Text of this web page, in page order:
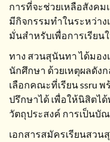
การที่จะช่วยเหลือสังค
มีกิจกรรมทำในระหว่า
มั่นสำหรับเพื่อการเรียน
ทาง สวนสุนันทา ได้มอ
นักศึกษา ด้วยเหตุผลดัง
เลือกคณะที่เรียน ssru
ปรึกษาได้ เพื่อให้นิสิตไ
วัตถุประสงค์ การเป็น
เอกสารสมัครเรียนสวน